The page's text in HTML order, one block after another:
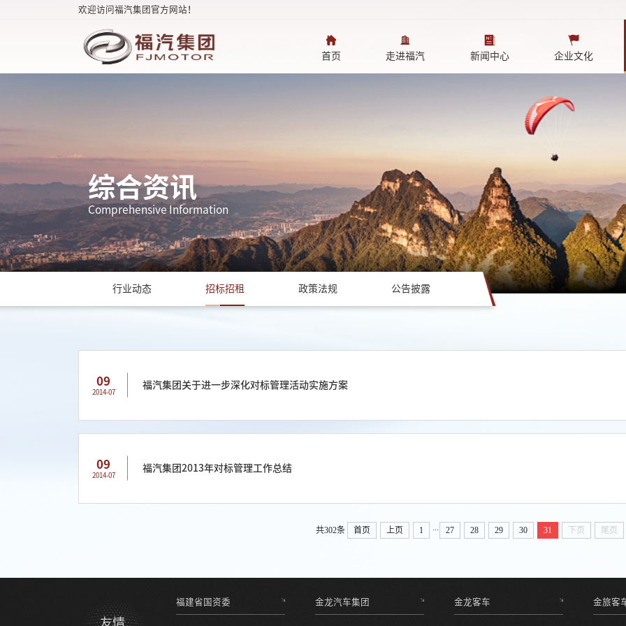
欢迎访问福汽集团官方网站！
首页 走进福汽 新闻中心 企业文化
综合资讯
Comprehensive Information
行业动态 招标招租 政策法规 公告披露
09
2014-07
福汽集团关于进一步深化对标管理活动实施方案
09
2014-07
福汽集团2013年对标管理工作总结
共302条 首页 上页 1 ... 27 28 29 30 31 下页 尾页
友情
福建省国资委 金龙汽车集团 金龙客车 金旅客